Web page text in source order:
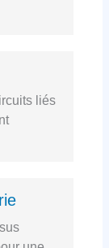
liés